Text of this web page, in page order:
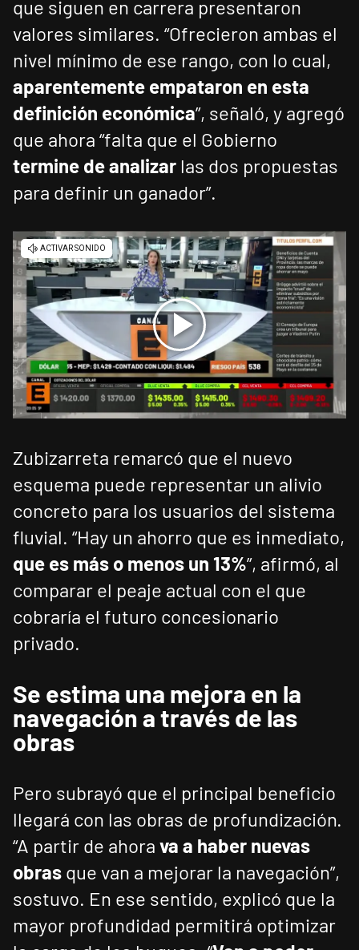
que siguen en carrera presentaron
valores similares. “Ofrecieron ambas el
nivel mínimo de ese rango, con lo cual,
aparentemente empataron en esta
definición económica”, señaló, y agregó
que ahora “falta que el Gobierno
termine de analizar las dos propuestas
para definir un ganador”.
Zubizarreta remarcó que el nuevo
esquema puede representar un alivio
concreto para los usuarios del sistema
fluvial. “Hay un ahorro que es inmediato,
que es más o menos un 13%”, afirmó, al
comparar el peaje actual con el que
cobraría el futuro concesionario
privado.
Se estima una mejora en la
navegación a través de las
obras
Pero subrayó que el principal beneficio
llegará con las obras de profundización.
“A partir de ahora va a haber nuevas
obras que van a mejorar la navegación”,
sostuvo. En ese sentido, explicó que la
mayor profundidad permitirá optimizar